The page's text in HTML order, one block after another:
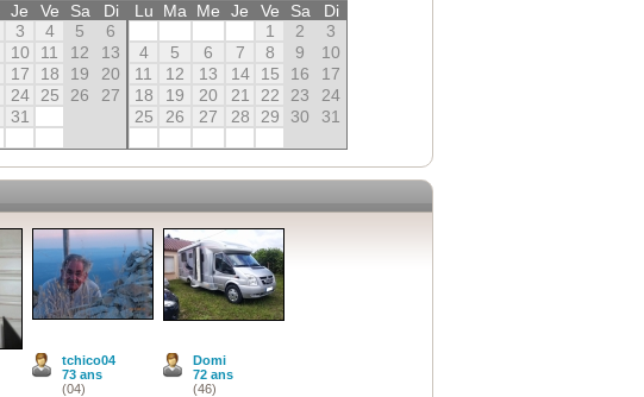
Je Ve Sa
Di
3 4 5
6
10 11 12
13
17 18 19
20
24 25 26
27
31
Lu
Ma Me Je Ve Sa
Di
1
2
3
4
5 6 7 8 9
10
11
12 13 14 15 16
17
18
19 20 21 22 23
24
25
26 27 28 29 30 31
tchico04
73 ans
(04)
Domi
72 ans
(46)